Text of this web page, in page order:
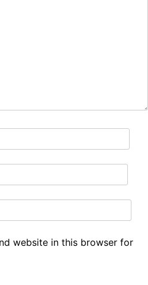
website in this browser for